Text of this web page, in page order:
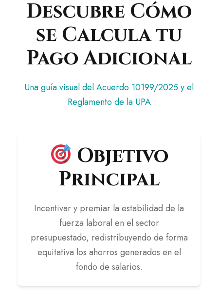
Descubre Cómo
se Calcula tu
Pago Adicional
Una guía visual del Acuerdo 10199/2025 y el
Reglamento de la UPA
Objetivo
Principal
Incentivar y premiar la estabilidad de la
fuerza laboral en el sector
presupuestado, redistribuyendo de forma
equitativa los ahorros generados en el
fondo de salarios.